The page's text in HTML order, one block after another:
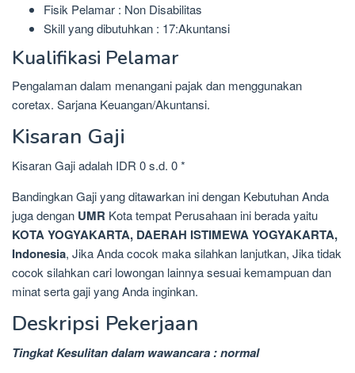
Fisik Pelamar : Non Disabilitas
Skill yang dibutuhkan : 17:Akuntansi
Kualifikasi Pelamar
Pengalaman dalam menangani pajak dan menggunakan
coretax. Sarjana Keuangan/Akuntansi.
Kisaran Gaji
Kisaran Gaji adalah IDR 0 s.d. 0 *
Bandingkan Gaji yang ditawarkan ini dengan Kebutuhan Anda
juga dengan UMR Kota tempat Perusahaan ini berada yaitu
KOTA YOGYAKARTA, DAERAH ISTIMEWA YOGYAKARTA,
Indonesia, Jika Anda cocok maka silahkan lanjutkan, Jika tidak
cocok silahkan cari lowongan lainnya sesuai kemampuan dan
minat serta gaji yang Anda inginkan.
Deskripsi Pekerjaan
Tingkat Kesulitan dalam wawancara : normal